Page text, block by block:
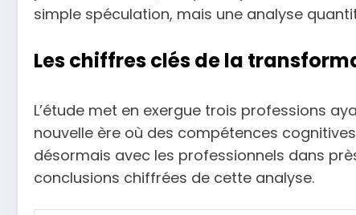
simple spéculation, mais une analyse
Les chiffres clés de la
L’étude met en exergue trois professions
nouvelle ère où des compétences
désormais avec les professionnels dans
conclusions chiffrées de cette analyse.